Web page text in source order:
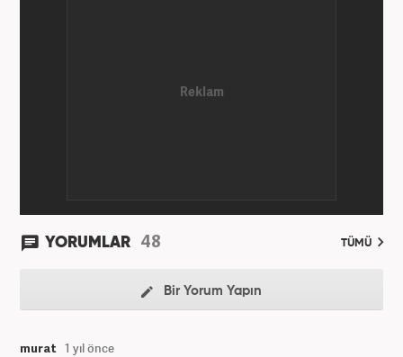
YORUMLAR 48 TÜMÜ
Bir Yorum Yapın
murat 1 yıl önce